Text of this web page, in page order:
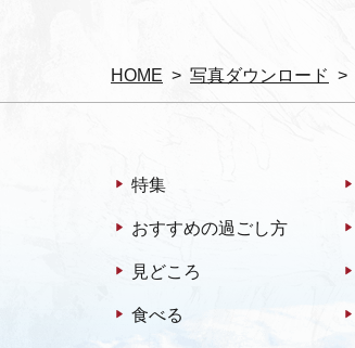
HOME 写真ダウンロード
特集
おすすめの過ごし方
見どころ
食べる